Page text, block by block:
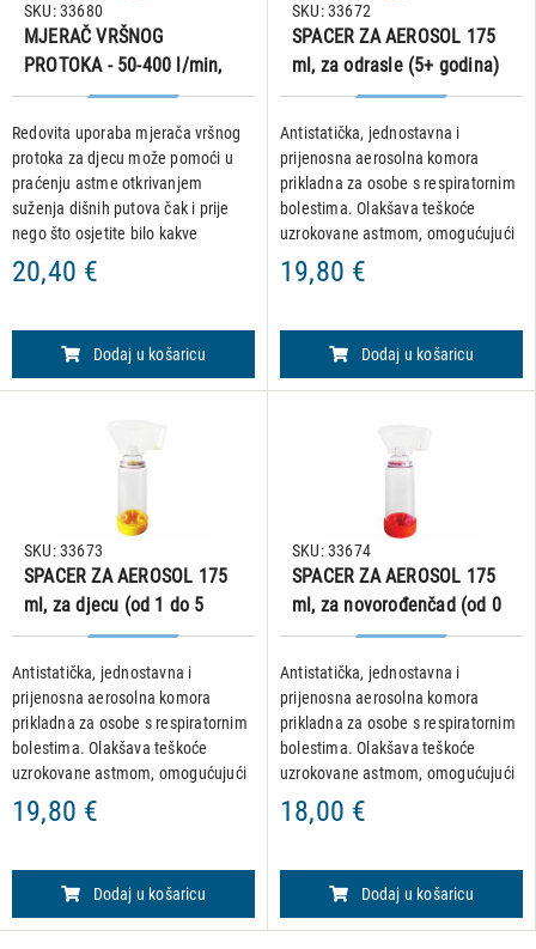
MJERAČ VRŠNOG
PROTOKA - 50-400 l/min,
pedijatrijski
Redovita uporaba mjerača vršnog
protoka za djecu može pomoći u
praćenju astme otkrivanjem
suženja dišnih putova čak i prije
nego što osjetite bilo kakve
simptome, što vam daje vremena
da prilagodite lijek prije nego što se
SKU: 33680
20,40 €
Dodaj u košaricu
SPACER ZA AEROSOL 175
ml, za odrasle (5+ godina)
Antistatička, jednostavna i
prijenosna aerosolna komora
prikladna za osobe s respiratornim
bolestima. Olakšava teškoće
uzrokovane astmom, omogućujući
pacijentima da udišu lijekove na
učinkovitiji način. Zašto je važno
SKU: 33672
19,80 €
Dodaj u košaricu
SPACER ZA AEROSOL 175
ml, za djecu (od 1 do 5
godina)
Antistatička, jednostavna i
prijenosna aerosolna komora
prikladna za osobe s respiratornim
bolestima. Olakšava teškoće
uzrokovane astmom, omogućujući
pacijentima da udišu lijekove na
učinkovitiji način. Zašto je važno
SKU: 33673
19,80 €
Dodaj u košaricu
SPACER ZA AEROSOL 175
ml, za novorođenčad (od 0
do 18 mjeseci)
Antistatička, jednostavna i
prijenosna aerosolna komora
prikladna za osobe s respiratornim
bolestima. Olakšava teškoće
uzrokovane astmom, omogućujući
pacijentima da udišu lijekove na
učinkovitiji način. Zašto je važno
SKU: 33674
18,00 €
Dodaj u košaricu